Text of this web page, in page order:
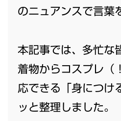
のニュアンスで言葉
本記事では、多忙な
着物からコスプレ（
応できる「身につけ
ッと整理しました。